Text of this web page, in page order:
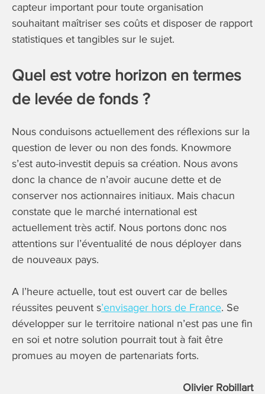
capteur important pour toute organisation
souhaitant maîtriser ses coûts et disposer de rapport
statistiques et tangibles sur le sujet.
Quel est votre horizon en termes
de levée de fonds ?
Nous conduisons actuellement des réflexions sur la
question de lever ou non des fonds. Knowmore
s’est auto-investit depuis sa création. Nous avons
donc la chance de n’avoir aucune dette et de
conserver nos actionnaires initiaux. Mais chacun
constate que le marché international est
actuellement très actif. Nous portons donc nos
attentions sur l’éventualité de nous déployer dans
de nouveaux pays.
A l’heure actuelle, tout est ouvert car de belles
réussites peuvent s’envisager hors de France. Se
développer sur le territoire national n’est pas une fin
en soi et notre solution pourrait tout à fait être
promues au moyen de partenariats forts.
Olivier Robillart